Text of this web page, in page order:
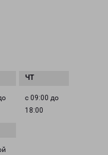
с 09:00 до
18:00